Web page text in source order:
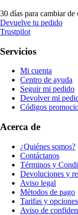
30 días para cambiar de
Devuelve tu pedido
Trustpilot
Servicios
Mi cuenta
Centro de ayuda
Seguir mi pedido
Devolver mi
Códigos
Acerca de
¿Quiénes somos?
Contáctanos
Términos y
Devoluciones y
Aviso legal
Métodos de pago
Tarifas y
Aviso de